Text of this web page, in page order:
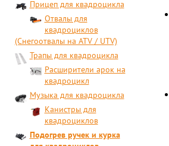
Прицеп для квадроцикла
Отвалы для
квадроциклов
(Снегоотвалы на ATV / UTV)
Трапы для квадроцикла
Расширители арок на
квадроцикл
Музыка для квадроцикла
Канистры для
квадроциклов
Подогрев ручек и курка